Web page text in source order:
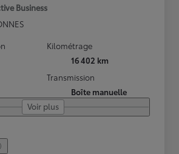
Business
Kilométrage
16 402 km
Transmission
Boîte manuelle
Voir plus